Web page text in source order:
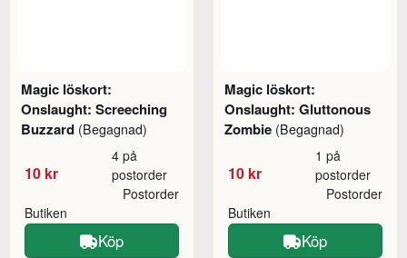
Magic löskort:
Onslaught: Screeching
Buzzard (Begagnad)
10 kr
4 på
postorder
Butiken
Postorder
Köp
Magic löskort:
Onslaught: Gluttonous
Zombie (Begagnad)
10 kr
1 på
postorder
Butiken
Postorder
Köp